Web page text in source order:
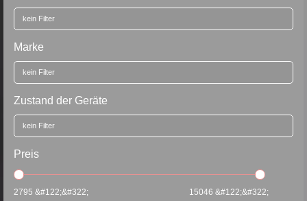
Marke
Zustand der Geräte
Preis
2795 &#122;&#322; 15046 &#122;&#322;